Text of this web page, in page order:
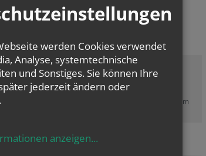
Zustimmung erforderlich!
von Google Maps
, um
werden Cookies verwendet
Analyse, systemtechnische
und Sonstiges. Sie können Ihre
jederzeit ändern oder
anzeigen...